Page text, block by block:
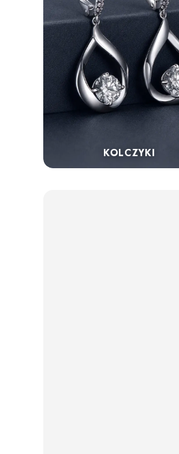
KOLCZYKI